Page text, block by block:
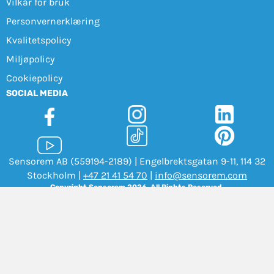
Personvernerklæring
Kvalitetspolicy
Miljøpolicy
Cookiepolicy
SOCIAL MEDIA
Sensorem AB (559194-2189) | Engelbrektsgatan 9-11, 114 32
Stockholm | +47 21 41 54 70 info@sensorem.com
Copyright Sensorem 2026. All Rights Reserved.